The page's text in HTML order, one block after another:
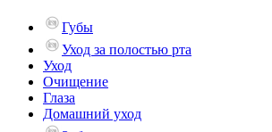
Губы
Уход за полостью рта
Уход
Очищение
Глаза
Домашний уход